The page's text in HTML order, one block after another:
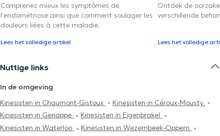
Comprenez mieux les symptômes de
l'endométriose ainsi que comment soulager les
douleurs liées à cette maladie.
Lees het volledige artikel
Ontdek de
verschillende
Lees het volledige
Nuttige links
In de omgeving
Kinesisten in Chaumont-Gistoux
Kinesisten in Céroux-Mousty
Kinesisten in Genappe
Kinesisten in Eigenbrakel
Kinesisten in Waterloo
Kinesisten in Wezembeek-Oppem